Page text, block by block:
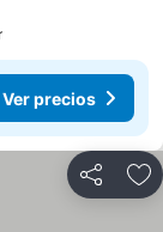
Ver precios
Compartir